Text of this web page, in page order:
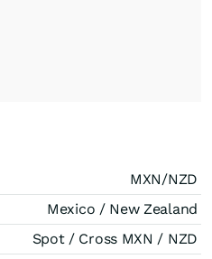
MXN/NZD
Mexico / New Zealand
Spot / Cross MXN / NZD